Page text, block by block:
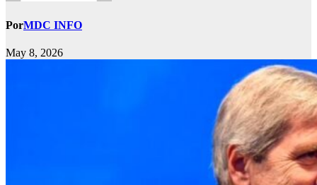
PorMDC INFO
May 8, 2026